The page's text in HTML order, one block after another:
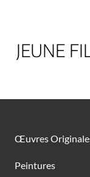
JEUNE
Œuvres
Peintures